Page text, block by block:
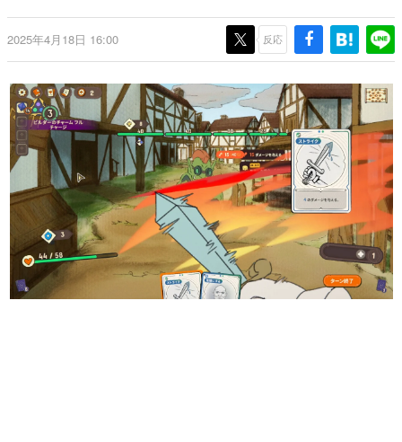
ゲーム世代の作家たち
ゲームに多大な影響を受けた作家さんに取材し、ゲームが
画です。
日本モバイルゲーム産業史
日本のモバイルゲーム史における主要なトピック・タイト
ルを網羅するほか、開発者へのインタビューや識者による
解説を掲載。約20年の歴史が一望できる決定版！
若ゲのいたり〜ゲームクリエイターの青春〜
『うつヌケ』『ペンと箸』等で知られるマンガ家・田中圭
一先生によるゲーム業界レポートマンガです。
なんでゲームは面白い？
ゲーム開発者・hamatsu氏がゲームの魅力を画面や操作の
具体的な形から解き明かしていく、硬派で骨太な評論連載
2025年4月18日 16:00 反応